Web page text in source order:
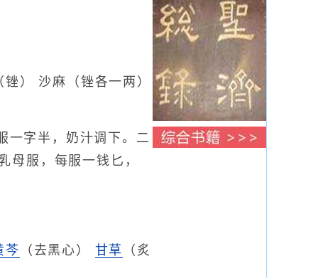
锉） 沙麻（锉各一两）
一字半，奶汁调下。二
母服，每服一钱匕，
芩 （去黑心） 甘草 （炙